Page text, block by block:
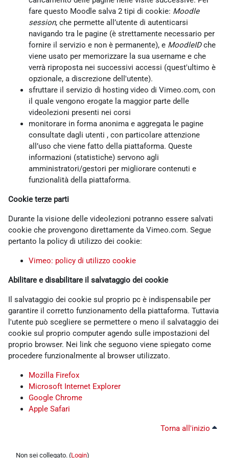
fare questo Moodle salva 2 tipi di cookie: Moodle
session, che permette all’utente di autenticarsi
navigando tra le pagine (è strettamente necessario per
fornire il servizio e non è permanente), e MoodleIDche
viene usato per memorizzare la sua username e che
verrà riproposta nei successivi accessi (quest'ultimo è
opzionale, a discrezione dell'utente).
sfruttare il servizio di hosting video di Vimeo.com, con
il quale vengono erogate la maggior parte delle
videolezioni presenti nei corsi
monitorare in forma anonima e aggregata le pagine
consultate dagli utenti , con particolare attenzione
all’uso che viene fatto della piattaforma. Queste
informazioni (statistiche) servono agli
amministratori/gestori per migliorare contenuti e
funzionalità della piattaforma.
Cookie terze parti
Durante la visione delle videolezioni potranno essere salvati
cookie che provengono direttamente da Vimeo.com. Segue
pertanto la policy di utilizzo dei cookie:
Vimeo: policy di utilizzo cookie
Abilitare e disabilitare il salvataggio dei cookie
Il salvataggio dei cookie sul proprio pc è indispensabile per
garantire il corretto funzionamento della piattaforma. Tuttavia
l'utente può scegliere se permettere o meno il salvataggio dei
cookie sul proprio computer agendo sulle impostazioni del
proprio browser. Nei link che seguono viene spiegato come
procedere funzionalmente al browser utilizzato.
Mozilla Firefox
Microsoft Internet Explorer
Google Chrome
Apple Safari
Torna all'inizio
Non sei collegato. (Login)